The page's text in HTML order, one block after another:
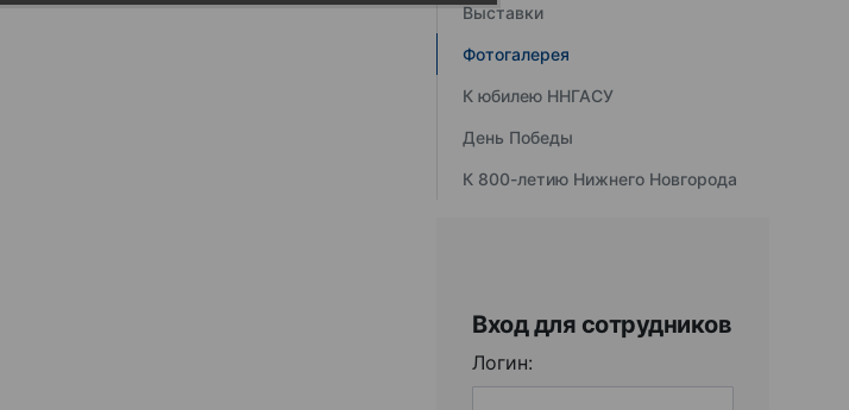
Выставки
Фотогалерея
К юбилею ННГАСУ
День Победы
К 800-летию Нижнего Новгорода
Вход для сотрудников
Логин: